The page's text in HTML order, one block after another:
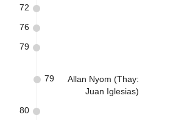
72
76
79
Allan Nyom (Thay:
Juan Iglesias)
79
80